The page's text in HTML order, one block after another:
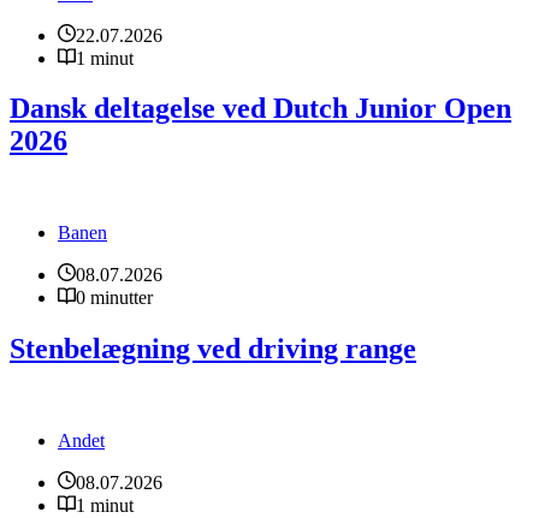
22.07.2026
1 minut
Dansk deltagelse ved Dutch Junior Open
2026
Banen
08.07.2026
0 minutter
Stenbelægning ved driving range
Andet
08.07.2026
1 minut